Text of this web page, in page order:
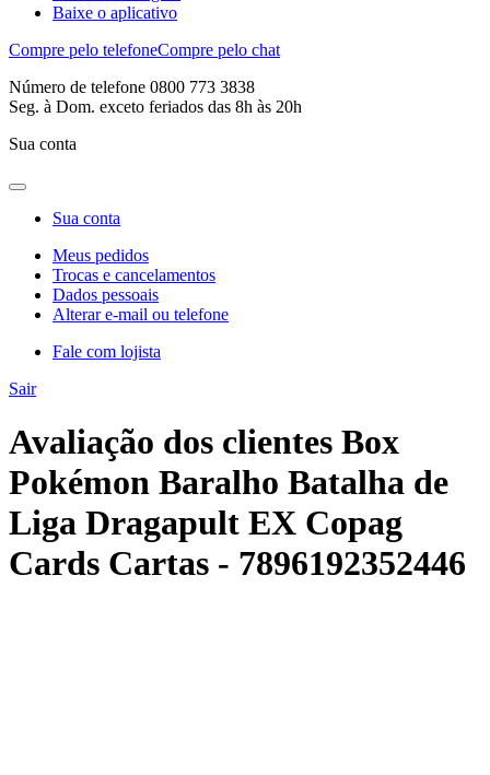
Baixe o aplicativo
Compre pelo telefoneCompre pelo chat
Número de telefone 0800 773 3838
Seg. à Dom. exceto feriados das 8h às 20h
Sua conta
Sua conta
Meus pedidos
Trocas e cancelamentos
Dados pessoais
Alterar e-mail ou telefone
Fale com lojista
Sair
Avaliação dos clientes Box
Pokémon Baralho Batalha de
Liga Dragapult EX Copag
Cards Cartas - 7896192352446